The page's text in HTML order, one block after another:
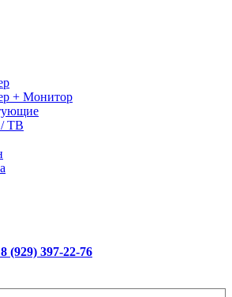
+ Монитор
ТВ
(929) 397-22-76